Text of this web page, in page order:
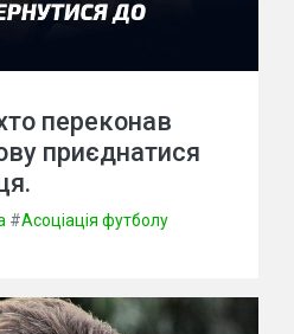
переконав
приєднатися
#Асоціація футболу